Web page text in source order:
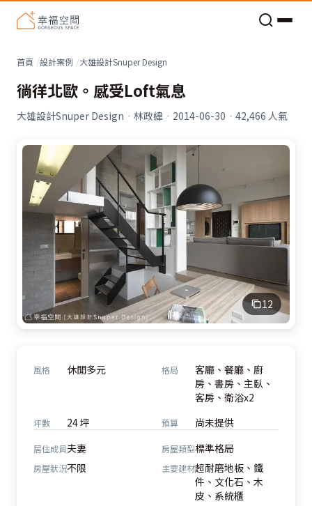
首頁 設計案例 大雄設計Snuper Design
徜徉北歐。感受Loft氣息
大雄設計Snuper Design · 林政緯 · 2014-06-30 · 42,466 人氣
12
風格 休閒多元 格局
客廳、餐廳、廚
房、書房、主臥、
客房、衛浴x2
坪數 24 坪 預算 尚未提供
居住成員夫妻 房屋類型標準格局
房屋狀況不限 主要建材超耐磨地板、鐵
件、文化石、木
皮、系統櫃